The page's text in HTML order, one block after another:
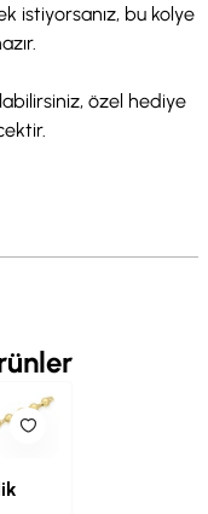
istiyorsanız, bu kolye
özel hediye